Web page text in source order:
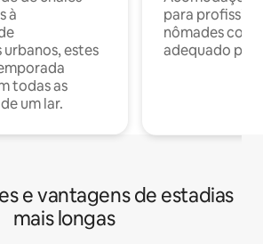
à
estes
todas as
um lar.
para
nômades com
adequado
e vantagens de estadias
mais longas